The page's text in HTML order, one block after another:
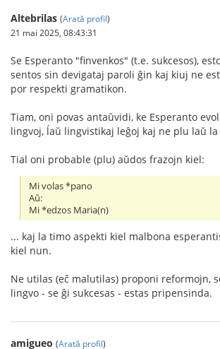
Altebrilas (Arată profil)
21 mai 2025, 08:43:31
Se Esperanto "finvenkos" (t.e. sukcesos),
sentos sin devigataj paroli ĝin kaj kiuj ne
por respekti gramatikon.
Tiam, oni povas antaŭvidi, ke Esperanto
lingvoj, ĺaŭ lingvistikaj leĝoj kaj ne plu laŭ
Tial oni probable (plu) aŭdos frazojn kiel:
Mi volas *pano
Aŭ:
Mi *edzos Maria(n)
... kaj la timo aspekti kiel malbona
kiel nun.
Ne utilas (eĉ malutilas) proponi reformojn,
lingvo - se ĝi sukcesas - estas pripensinda.
amigueo (Arată profil)